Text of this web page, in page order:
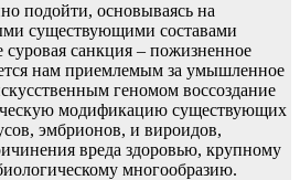
подойти, основываясь на
существующими составами
санкция – пожизненное
нам приемлемым за умышленное
геномом воссоздание
модификацию существующих
эмбрионов, и вироидов,
вреда здоровью, крупному
многообразию.